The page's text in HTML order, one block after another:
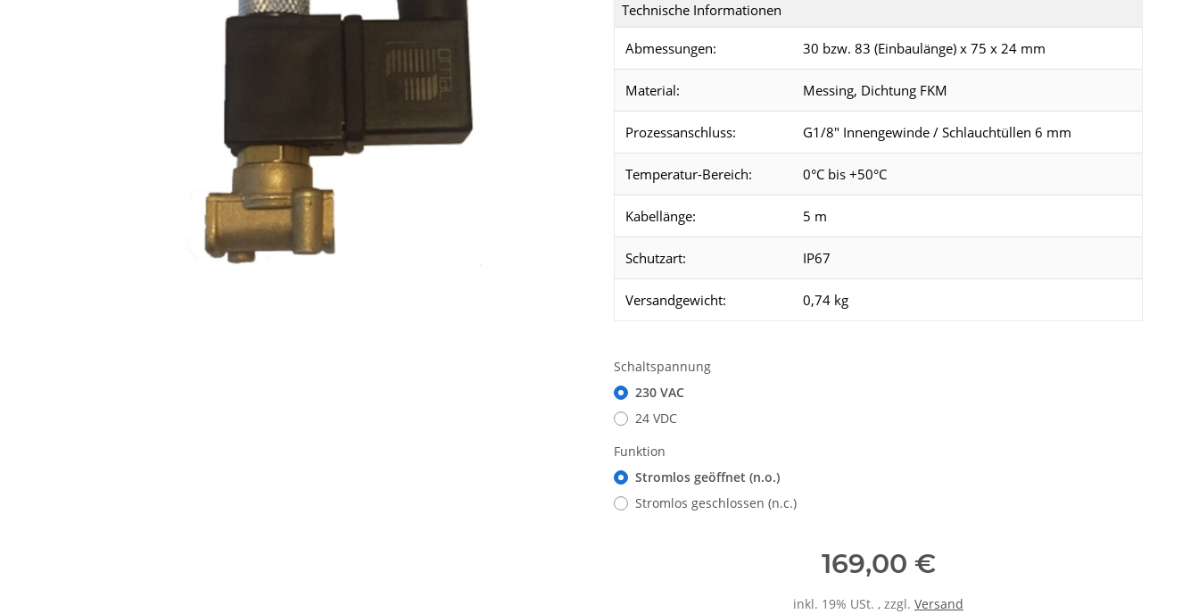
Technische Informationen
Abmessungen: 30 bzw. 83 (Einbaulänge) x 75 x 24 mm
Material: Messing, Dichtung FKM
Prozessanschluss: G1/8" Innengewinde / Schlauchtüllen 6 mm
Temperatur-Bereich: 0°C bis +50°C
Kabellänge: 5 m
Schutzart: IP67
Versandgewicht: 0,74 kg
Schaltspannung
230 VAC
24 VDC
Funktion
Stromlos geöffnet (n.o.)
Stromlos geschlossen (n.c.)
169,00 €
inkl. 19% USt. , zzgl. Versand